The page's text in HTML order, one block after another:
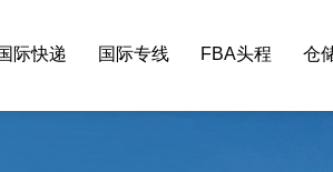
际快递 国际专线 FBA头程 仓